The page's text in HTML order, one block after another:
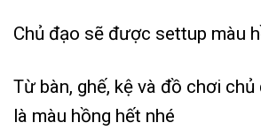
Chủ đạo sẽ được settup màu
Từ bàn, ghế, kệ và đồ chơi
là màu hồng hết nhé